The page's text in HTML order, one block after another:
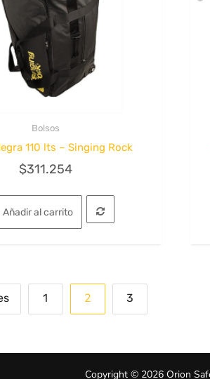
Bolsos
110 lts – Singing Rock
$311.254
Añadir al carrito
1 2 3
Copyright © 2026 Orion